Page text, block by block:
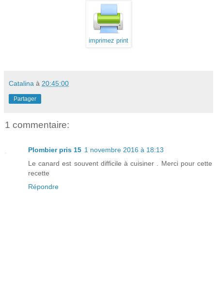
imprimez print
Catalina à 20:45:00
Partager
1 commentaire:
Plombier pris 15 1 novembre 2016 à 18:13
Le canard est souvent difficile à cuisiner . Merci pour cette
recette
Répondre